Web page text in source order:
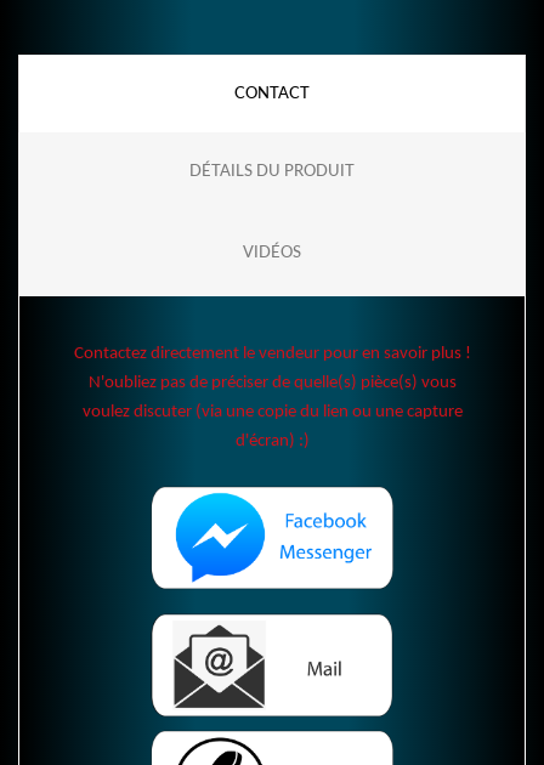
CONTACT
DÉTAILS DU PRODUIT
VIDÉOS
Contactez directement le vendeur pour en savoir plus !
N'oubliez pas de préciser de quelle(s) pièce(s) vous
voulez discuter (via une copie du lien ou une capture
d'écran) :)